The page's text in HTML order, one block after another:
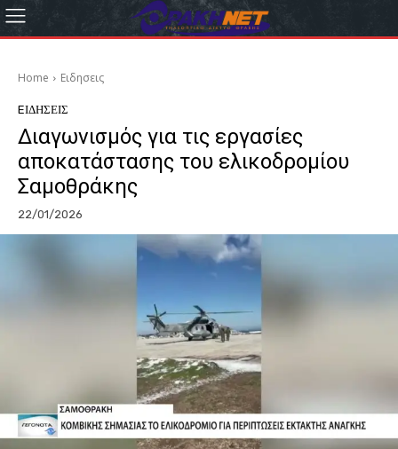
Home Eιδησεις
EΙΔΗΣΕΙΣ
Διαγωνισμός για τις εργασίες
αποκατάστασης του ελικοδρομίου
Σαμοθράκης
22/01/2026